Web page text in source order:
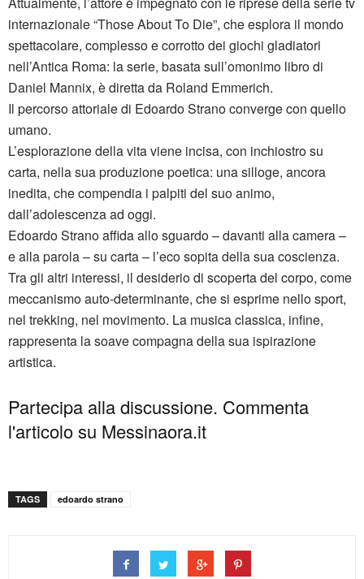
internazionale “Those About To Die”, che esplora il mondo
spettacolare, complesso e corrotto dei giochi gladiatori
nell’Antica Roma: la serie, basata sull’omonimo libro di
Daniel Mannix, è diretta da Roland Emmerich.
Il percorso attoriale di Edoardo Strano converge con quello
umano.
L’esplorazione della vita viene incisa, con inchiostro su
carta, nella sua produzione poetica: una silloge, ancora
inedita, che compendia i palpiti del suo animo,
dall’adolescenza ad oggi.
Edoardo Strano affida allo sguardo – davanti alla camera –
e alla parola – su carta – l’eco sopita della sua coscienza.
Tra gli altri interessi, il desiderio di scoperta del corpo, come
meccanismo auto-determinante, che si esprime nello sport,
nel trekking, nel movimento. La musica classica, infine,
rappresenta la soave compagna della sua ispirazione
artistica.
Partecipa alla discussione. Commenta
l'articolo su Messinaora.it
TAGS edoardo strano